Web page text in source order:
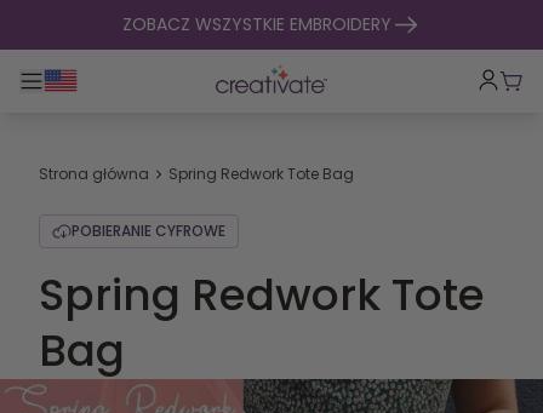
Przejdź do treściZOBACZ WSZYSTKIE EMBROIDERY
Przełącz główną nawigację
Strona główna Spring Redwork Tote Bag
POBIERANIE CYFROWE
Spring Redwork Tote
Bag